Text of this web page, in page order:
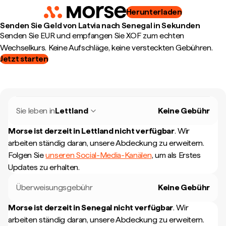
Herunterladen
Senden Sie Geld von Latvia nach Senegal in Sekunden
Senden Sie EUR und empfangen Sie XOF zum echten
Wechselkurs. Keine Aufschläge, keine versteckten Gebühren.
Jetzt starten
Sie leben inLettland Keine Gebühr
Morse ist derzeit in Lettlandnicht verfügbar. Wir
arbeiten ständig daran, unsere Abdeckung zu erweitern.
Folgen Sieunseren Social-Media-Kanälen, um als Erstes
Updates zu erhalten.
Überweisungsgebühr Keine Gebühr
Morse ist derzeit inSenegal nicht verfügbar. Wir
arbeiten ständig daran, unsere Abdeckung zu erweitern.